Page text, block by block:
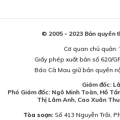
© 2005 - 2023 Bản quyền
Cơ quan chủ quản:
Giấy phép xuất bản số 620/
Báo Cà Mau giữ bản quyền
Giám đốc:
Phó Giám đốc: Ngô Minh Toàn, Hồ
Thị Lâm Anh, Cao Xuân
Tòa soạn:Số 413 Nguyễn Trãi,